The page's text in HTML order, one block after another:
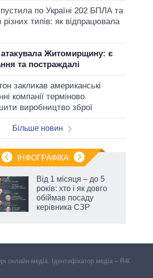
по Україні 202 БПЛА та
різних типів: як відпрацювала
атакувала Житомирщину: є
та постраждалі
закликав американські
компанії терміново
виробництво зброї
Більше новин
ІНФОГРАФІКА
Від 1 місяця – до 5
років: хто і як довго
обіймав посаду
керівника СЗР
онлайн-медіа. Ідентифікатор медіа – R40-